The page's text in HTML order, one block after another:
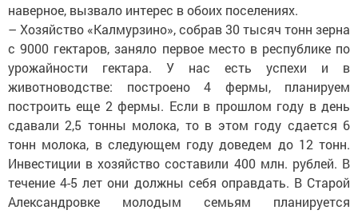
наверное, вызвало интерес в обоих поселениях.
– Хозяйство «Калмурзино», собрав 30 тысяч тонн зерна
с 9000 гектаров, заняло первое место в республике по
урожайности гектара. У нас есть успехи и в
животноводстве: построено 4 фермы, планируем
построить еще 2 фермы. Если в прошлом году в день
сдавали 2,5 тонны молока, то в этом году сдается 6
тонн молока, в следующем году доведем до 12 тонн.
Инвестиции в хозяйство составили 400 млн. рублей. В
течение 4-5 лет они должны себя оправдать. В Старой
Александровке молодым семьям планируется